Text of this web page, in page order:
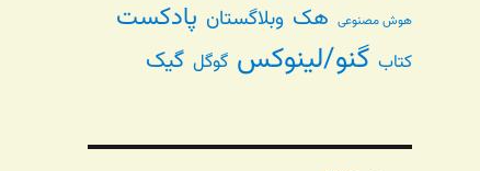
هوش مصنوعی هک وبلاگستان پادکست
کتاب گنو/لینوکس گوگل گیک